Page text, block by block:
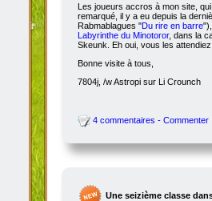
Les joueurs accros à mon site,
remarqué, il y a eu depuis la
Rabmablagues "Du rire en barre
Labyrinthe du Minotoror, dans la
Skeunk. Eh oui, vous les
Bonne visite à tous,
7804j, /w Astropi sur Li Crounch
4 commentaires - Commenter
Une seizième classe